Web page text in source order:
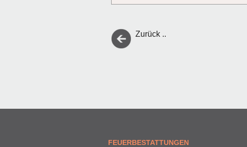
Zurück ..
FEUERBESTATTUNGEN